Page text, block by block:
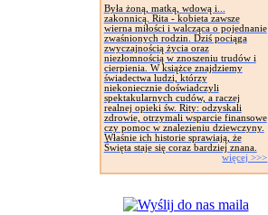
Była żoną, matką, wdową i...
zakonnicą. Rita - kobieta zawsze
wierna miłości i walcząca o pojednanie
zwaśnionych rodzin. Dziś pociąga
zwyczajnością życia oraz
niezłomnością w znoszeniu trudów i
cierpienia. W książce znajdziemy
świadectwa ludzi, którzy
niekoniecznie doświadczyli
spektakularnych cudów, a raczej
realnej opieki św. Rity: odzyskali
zdrowie, otrzymali wsparcie finansowe
czy pomoc w znalezieniu dziewczyny.
Właśnie ich historie sprawiają, że
Święta staje się coraz bardziej znana.
więcej >>>